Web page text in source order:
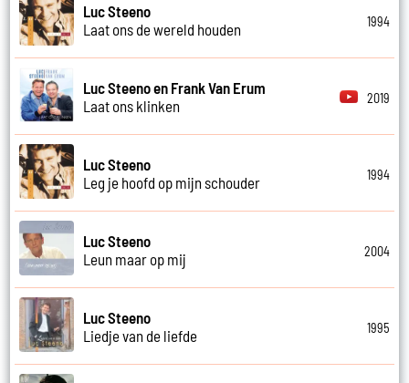
Luc Steeno
Laat ons de wereld houden
1994
Luc Steeno en Frank Van Erum
Laat ons klinken
2019
Luc Steeno
Leg je hoofd op mijn schouder
1994
Luc Steeno
Leun maar op mij
2004
Luc Steeno
Liedje van de liefde
1995